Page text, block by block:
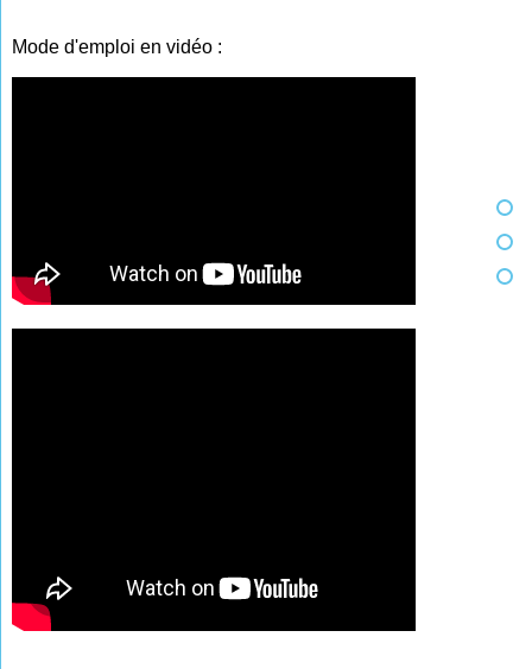
Mode d'emploi en vidéo :